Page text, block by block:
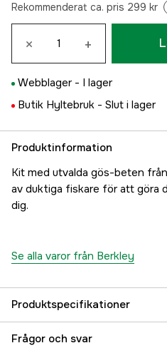
Rekommenderat ca. pris 299 kr
× +
Webblager - I lager
Butik Hyltebruk - Slut i lager
Produktinformation
Kit med utvalda gös-beten
av duktiga fiskare för att göra
dig.
Se alla varor från Berkley
Produktspecifikationer
Referensnummer
Frågor och svar